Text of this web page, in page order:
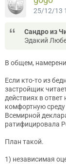
25/12/13
Сандро из
Эдакий
В общем,
Если кто-то из
застройщик
действиях в
комфортную
Всемирной
ратифицировала
План такой.
1) независимая